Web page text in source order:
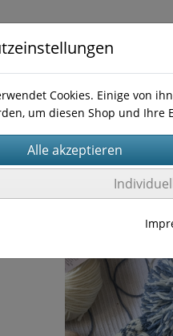
Kontakt
Cookies. Einige von
um diesen Shop und Ihre